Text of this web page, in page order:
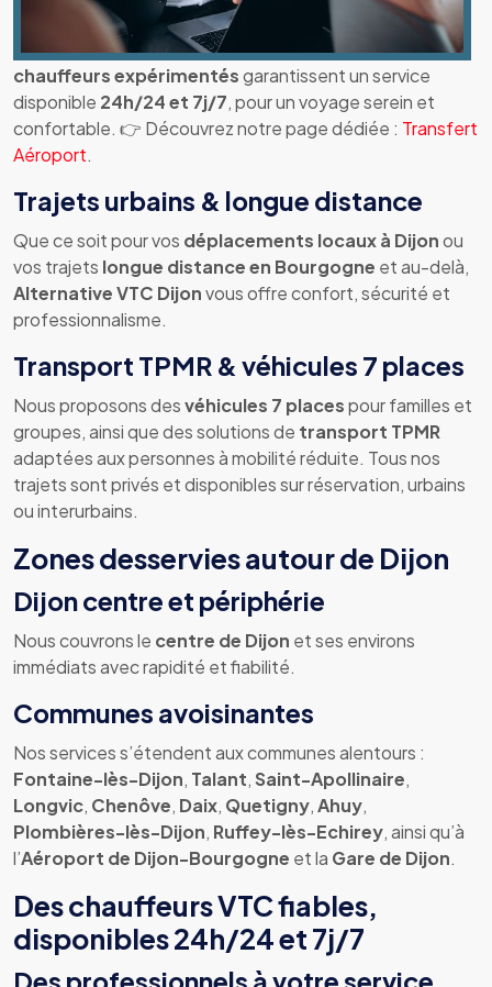
Nous assurons vostransferts vers l’aéroport
et la
Gare de Dijonavec ponctualité et fiabilité. Nos
chauffeurs expérimentésgarantissent un service
disponible 24h/24 et 7j/7, pour un voyage serein et
confortable. 👉 Découvrez notre page dédiée : Transfert
Aéroport.
Trajets urbains & longue distance
Que ce soit pour vos déplacements locaux à Dijonou
vos trajets longue distance en Bourgogne et au-delà,
Alternative VTC Dijonvous offre confort, sécurité et
professionnalisme.
Transport TPMR & véhicules 7 places
Nous proposons desvéhicules 7 placespour familles et
groupes, ainsi que des solutions de transport TPMR
adaptées aux personnes à mobilité réduite. Tous nos
trajets sont privés et disponibles sur réservation, urbains
ou interurbains.
Zones desservies autour de Dijon
Dijon centre et périphérie
Nous couvrons le centre de Dijon et ses environs
immédiats avec rapidité et fiabilité.
Communes avoisinantes
Nos services s’étendent aux communes alentours :
Fontaine-lès-Dijon, Talant,Saint-Apollinaire,
Longvic, Chenôve, Daix, Quetigny,Ahuy,
Plombières-lès-Dijon, Ruffey-lès-Echirey, ainsi qu’à
l’Aéroport de Dijon-Bourgogne et la Gare de Dijon.
Des chauffeurs VTC fiables,
disponibles 24h/24 et 7j/7